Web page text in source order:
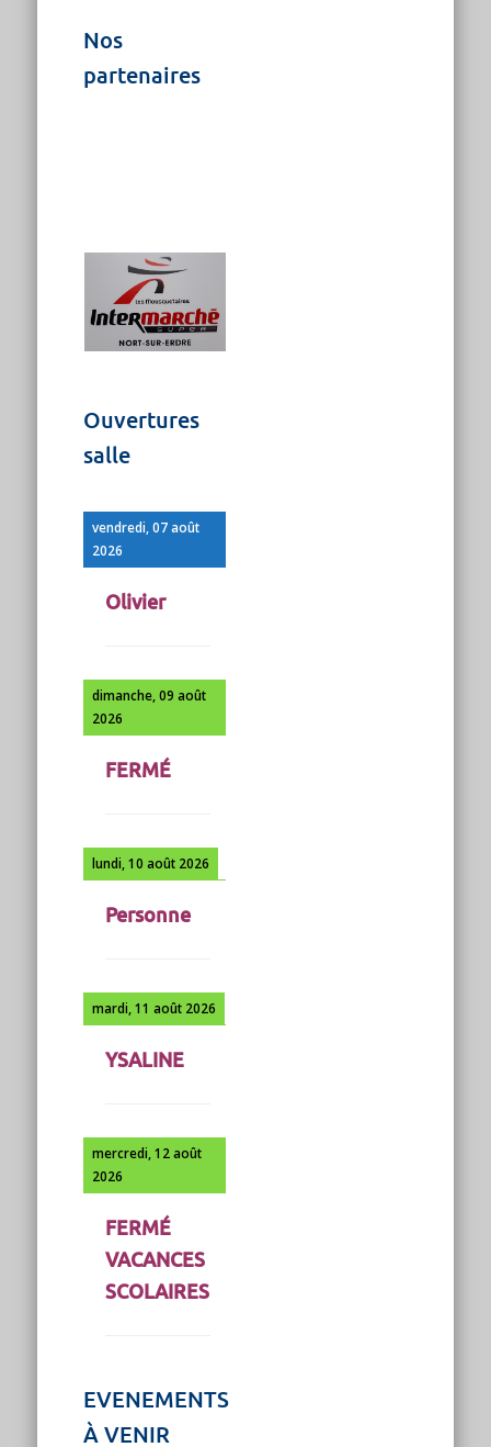
Nos
partenaires
Ouvertures
salle
vendredi, 07 août
2026
Olivier
dimanche, 09 août
2026
FERMÉ
lundi, 10 août 2026
Personne
mardi, 11 août 2026
YSALINE
mercredi, 12 août
2026
FERMÉ
VACANCES
SCOLAIRES
EVENEMENTS
À VENIR